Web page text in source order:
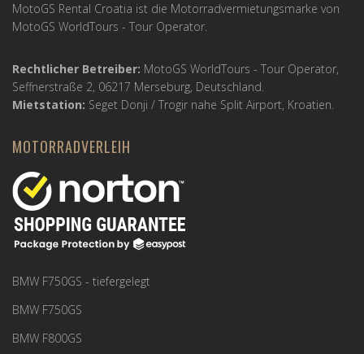
MotoGS Rental Croatia ist die Motorradvermietungsmarke von
MotoGS WorldTours - Tour Operator.
Rechtlicher Betreiber: MotoGS WorldTours - Tour Operator,
Seffnerstraße 2, 06217 Merseburg, Deutschland.
Mietstation: Seget Donji / Trogir nahe Split Airport, Kroatien.
MOTORRADVERLEIH
BMW F750GS - tiefergelegt
BMW F750GS
BMW F800GS